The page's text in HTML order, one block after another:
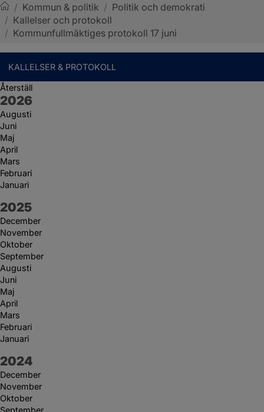
Sotenäs kommun
/ Kommun & politik / Politik och demokrati
/ Kallelser och protokoll
/ Kommunfullmäktiges protokoll 17 juni
KALLELSER & PROTOKOLL
Återställ
År:
2026
Augusti
Juni
Maj
April
Mars
Februari
Januari
År:
2025
December
November
Oktober
September
Augusti
Juni
Maj
April
Mars
Februari
Januari
År:
2024
December
November
Oktober